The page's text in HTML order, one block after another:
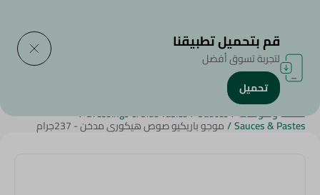
الرئيسية/منتجات البقالة
صلصة وصوصات/
Sauces
/
Dressings & Side Tables
/
Sauces & Pastes
/موجو باريكيو صوص هيكورى مدخن - 237جرام
قم بتحميل تطبيقنا
لتجربة تسوق أفضل
تحميل